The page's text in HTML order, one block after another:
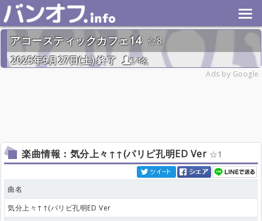
アコースティックカフェ14
8
2025年9月27日(土) 終了
54名
Ads by Google
楽曲情報：気分上々↑↑(パリピ孔明ED Ver 1
曲名
気分上々↑↑(パリピ孔明ED Ver